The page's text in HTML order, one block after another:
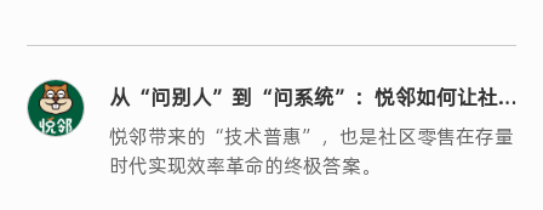
从“问别人”到“问系统”：悦邻如何让社
区零售的“人、货、场”真正数字化？
悦邻带来的“技术普惠”，也是社区零售在存量
时代实现效率革命的终极答案。